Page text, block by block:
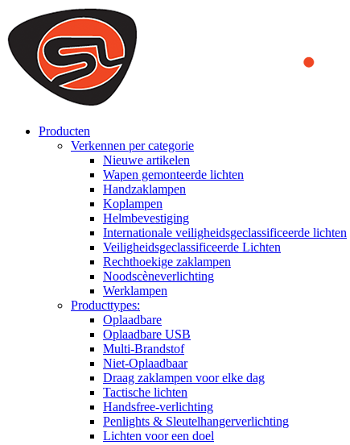
We use cookies to ensure that we provide you the best
you a better experience. To learn more or to find out how you can
ACCEPT AND CLOSE
Producten
Verkennen per categorie
Nieuwe artikelen
Wapen gemonteerde lichten
Handzaklampen
Koplampen
Helmbevestiging
Internationale veiligheidsgeclassificeerde lichten
Veiligheidsgeclassificeerde Lichten
Rechthoekige zaklampen
Noodscèneverlichting
Werklampen
Producttypes:
Oplaadbare
Oplaadbare USB
Multi-Brandstof
Niet-Oplaadbaar
Draag zaklampen voor elke dag
Tactische lichten
Handsfree-verlichting
Penlights & Sleutelhangerverlichting
Lichten voor een doel